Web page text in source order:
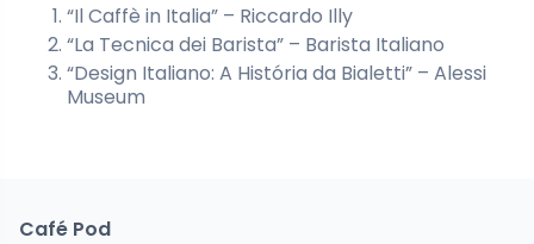
“Il Caffè in Italia” – Riccardo Illy
“La Tecnica dei Barista” – Barista Italiano
“Design Italiano: A História da Bialetti” – Alessi
Museum
Café Pod